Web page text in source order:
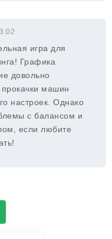
игра для
Графика
довольно
машин
настроек. Однако
с балансом и
если любите